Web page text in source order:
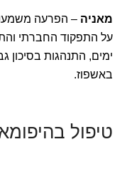
מאניה – הפרעה
ימים, התנהגות בסיכון
באשפוז.
טיפול